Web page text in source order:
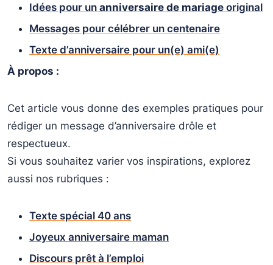
Idées pour un anniversaire de mariage original
Messages pour célébrer un centenaire
Texte d’anniversaire pour un(e) ami(e)
À propos :
Cet article vous donne des exemples pratiques pour
rédiger un message d’anniversaire drôle et
respectueux.
Si vous souhaitez varier vos inspirations, explorez
aussi nos rubriques :
Texte spécial 40 ans
Joyeux anniversaire maman
Discours prêt à l’emploi